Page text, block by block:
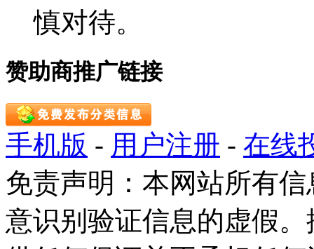
慎对待。
赞助商推广链接
手机版 - 用户注册 - 在线
免责声明：本网站所有
意识别验证信息的虚假